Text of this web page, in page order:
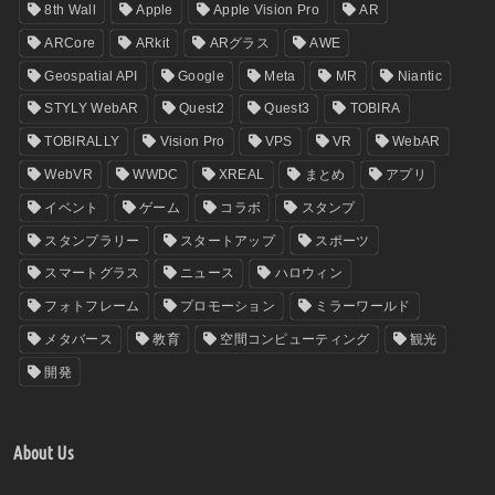
8th Wall Apple Apple Vision Pro AR
ARCore ARkit ARグラス AWE
Geospatial API Google Meta MR Niantic
STYLY WebAR Quest2 Quest3 TOBIRA
TOBIRALLY Vision Pro VPS VR WebAR
WebVR WWDC XREAL まとめ アプリ
イベント ゲーム コラボ スタンプ
スタンプラリー スタートアップ スポーツ
スマートグラス ニュース ハロウィン
フォトフレーム プロモーション ミラーワールド
メタバース 教育 空間コンピューティング 観光
開発
About Us